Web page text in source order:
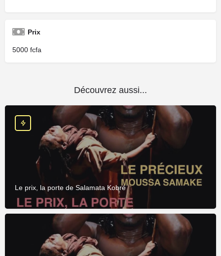
Prix
5000
Découvrez aussi...
Le prix, la porte de Salamata Kobré